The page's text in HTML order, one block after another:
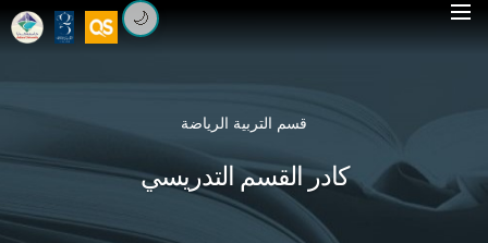
🌙
قسم التربية الرياضة
كادر القسم التدريسي